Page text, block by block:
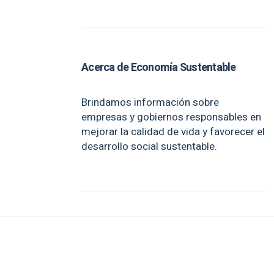
Acerca de Economía Sustentable
Brindamos información sobre
empresas y gobiernos responsables en
mejorar la calidad de vida y favorecer el
desarrollo social sustentable.